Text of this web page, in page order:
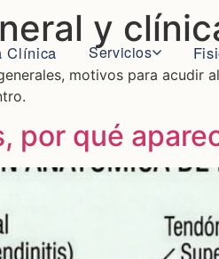
Clínica Servicios
y
motivos para
por qué